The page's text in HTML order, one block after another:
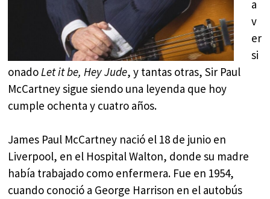
a
v
er
si
onadoLet it be, Hey Jude, y tantas otras, Sir Paul
McCartney sigue siendo una leyenda que hoy
cumple ochenta y cuatro años.
James Paul McCartney nació el 18 de junio en
Liverpool, en el Hospital Walton, donde su madre
había trabajado como enfermera. Fue en 1954,
cuando conoció a George Harrison en el autobús